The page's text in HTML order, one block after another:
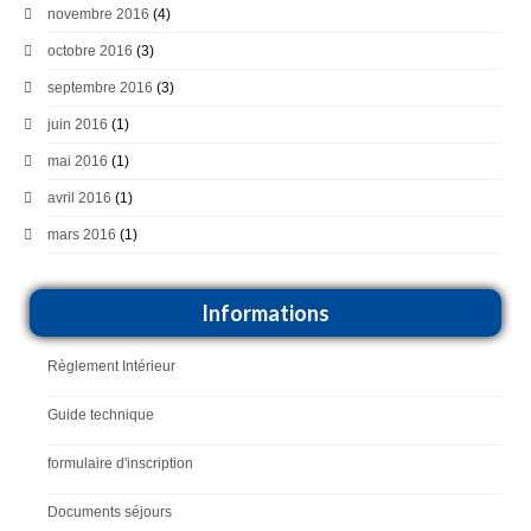
novembre 2016 (4)
octobre 2016 (3)
septembre 2016 (3)
juin 2016 (1)
mai 2016 (1)
avril 2016 (1)
mars 2016 (1)
Informations
Règlement Intérieur
Guide technique
formulaire d'inscription
Documents séjours